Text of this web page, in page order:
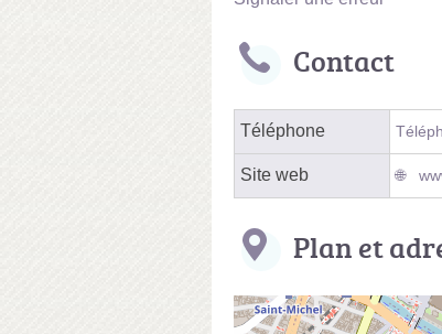
Contact
Téléphone
Site web
Plan et